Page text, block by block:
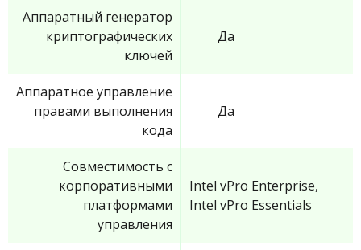
Аппаратный генератор
криптографических
ключей
Да
Аппаратное управление
правами выполнения
кода
Да
Совместимость с
корпоративными
платформами
управления
Intel vPro Enterprise,
Intel vPro Essentials